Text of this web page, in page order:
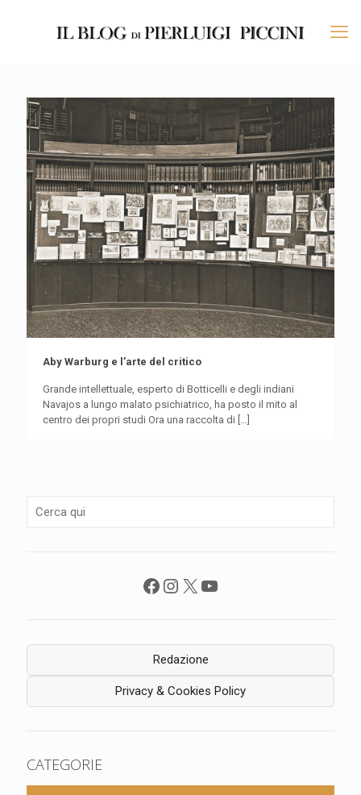
Aby Warburg e l’arte del critico
Grande intellettuale, esperto di Botticelli e degli indiani
Navajos a lungo malato psichiatrico, ha posto il mito al
centro dei propri studi Ora una raccolta di […]
Facebook
Instagram
X YouTube
Redazione
Privacy & Cookies Policy
CATEGORIE